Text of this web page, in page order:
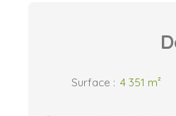
Surface : 4 351 m²